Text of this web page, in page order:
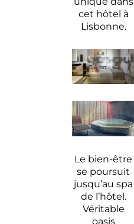
cet hôtel à
Lisbonne.
Le bien-être
se poursuit
jusqu’au spa
de l’hôtel.
Véritable
oasis